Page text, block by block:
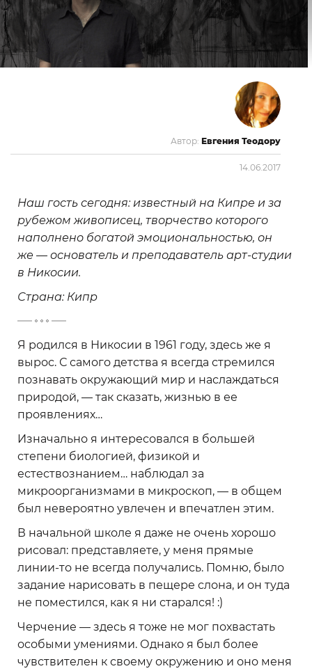
Автор: Евгения Теодору
14.06.2017
Наш гость сегодня: известный на Кипре и за
рубежом живописец, творчество которого
наполнено богатой эмоциональностью, он
же — основатель и преподаватель арт-студии
в Никосии.
Страна: Кипр
Я родился в Никосии в 1961 году, здесь же я
вырос. С самого детства я всегда стремился
познавать окружающий мир и наслаждаться
природой, — так сказать, жизнью в ее
проявлениях…
Изначально я интересовался в большей
степени биологией, физикой и
естествознанием… наблюдал за
микроорганизмами в микроскоп, — в общем
был невероятно увлечен и впечатлен этим.
В начальной школе я даже не очень хорошо
рисовал: представляете, у меня прямые
линии-то не всегда получались. Помню, было
задание нарисовать в пещере слона, и он туда
не поместился, как я ни старался! :)
Черчение — здесь я тоже не мог похвастать
особыми умениями. Однако я был более
чувствителен к своему окружению и оно меня